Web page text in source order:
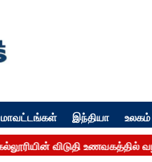
மாவட்டங்கள் இந்தியா உலகம்